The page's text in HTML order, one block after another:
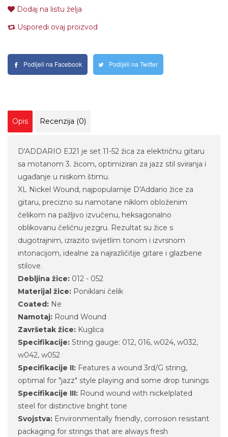
Dodaj na listu želja
Usporedi ovaj proizvod
Podijeli na Facebook Podijeli na Twitter
Opis Recenzija (0)
D'ADDARIO EJ21 je set 11-52 žica za električnu gitaru
sa motanom 3. žicom, optimiziran za jazz stil sviranja i
ugađanje u niskom štimu.
XL Nickel Wound, najpopularnije D'Addario žice za
gitaru, precizno su namotane niklom obloženim
čelikom na pažljivo izvučenu, heksagonalno
oblikovanu čeličnu jezgru. Rezultat su žice s
dugotrajnim, izrazito svijetlim tonom i izvrsnom
intonacijom, idealne za najrazličitije gitare i glazbene
stilove.
Debljina žice: 012 - 052
Materijal žice: Poniklani čelik
Coated: Ne
Namotaj: Round Wound
Završetak žice: Kuglica
Specifikacije: String gauge: 012, 016, w024, w032,
w042, w052
Specifikacije II: Features a wound 3rd/G string,
optimal for "jazz" style playing and some drop tunings
Specifikacije III: Round wound with nickelplated
steel for distinctive bright tone
Svojstva: Environmentally friendly, corrosion resistant
packaging for strings that are always fresh